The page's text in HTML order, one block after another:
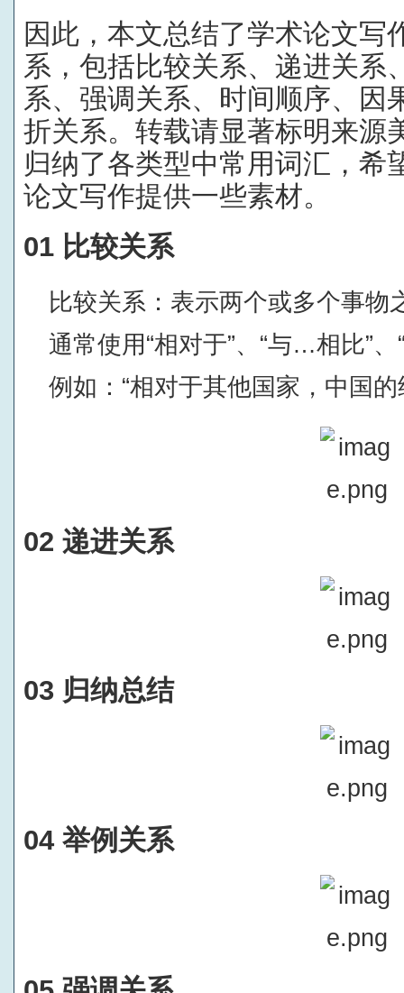
因此，本文总结了学术论文写
系，包括比较关系、递进关系
系、强调关系、时间顺序、因
折关系。转载请显著标明来源
归纳了各类型中常用词汇，希
论文写作提供一些素材。
01 比较关系
比较关系：表示两个或多个事物
通常使用“相对于”、“与…相比”
例如：“相对于其他国家，中国
02 递进关系
03 归纳总结
04 举例关系